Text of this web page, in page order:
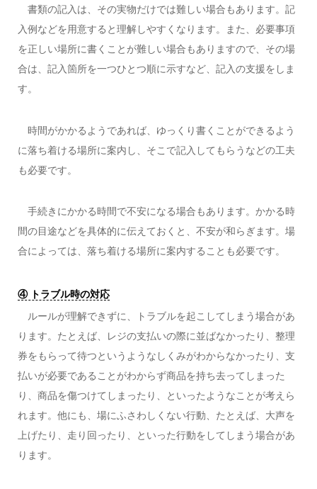
書類の記入は、その実物だけでは難しい場合もあります。記
入例などを用意すると理解しやすくなります。また、必要事項
を正しい場所に書くことが難しい場合もありますので、その場
合は、記入箇所を一つひとつ順に示すなど、記入の支援をしま
す。
時間がかかるようであれば、ゆっくり書くことができるよう
に落ち着ける場所に案内し、そこで記入してもらうなどの工夫
も必要です。
手続きにかかる時間で不安になる場合もあります。かかる時
間の目途などを具体的に伝えておくと、不安が和らぎます。場
合によっては、落ち着ける場所に案内することも必要です。
④ トラブル時の対応
ルールが理解できずに、トラブルを起こしてしまう場合があ
ります。たとえば、レジの支払いの際に並ばなかったり、整理
券をもらって待つというようなしくみがわからなかったり、支
払いが必要であることがわからず商品を持ち去ってしまった
り、商品を傷つけてしまったり、といったようなことが考えら
れます。他にも、場にふさわしくない行動、たとえば、大声を
上げたり、走り回ったり、といった行動をしてしまう場合があ
ります。